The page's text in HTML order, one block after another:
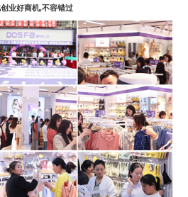
业好商机,不容错过